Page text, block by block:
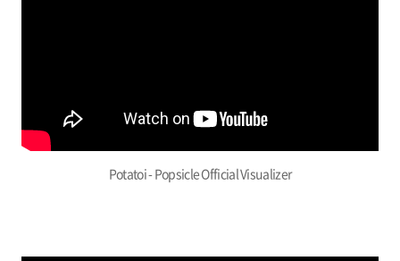
Potatoi - Popsicle Official Visualizer